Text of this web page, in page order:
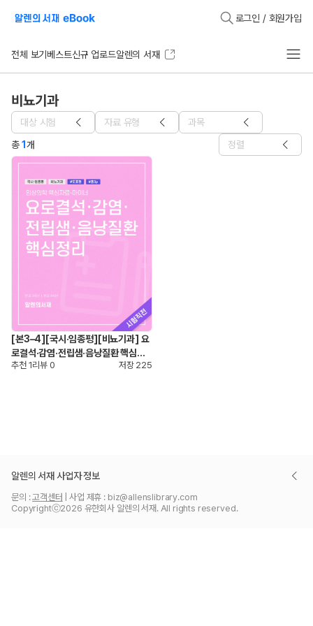
로그인 / 회원가입
전체 보기 베스트신규 업로드알렌의 서재
비뇨기과
대상 시험 자료 유형
과목
총1 개 정렬
[본3–4][국시·임종평][비뇨기과] 요
로결석·감염·전립샘·음낭질환 핵심정
리
추천 1리뷰 0 저장 225
알렌의 서재 사업자 정보
대표이사 : 김은영 | 사업자 등록번호 : 656-81-01873
통신판매번호 : 2025-서울강남-06169
주소 : 서울특별시 강남구 역삼로3길 17, 7층 (역삼동)
문의 :고객센터
| 사업 제휴 : biz@allenslibrary.com
Copyrightⓒ2026 유한회사 알렌의 서재. All rights reserved.